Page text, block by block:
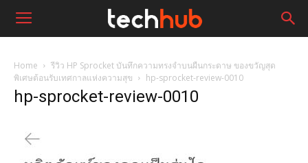
Home
รีวิว HP Sprocket บันทึกความทรงจำบนผืนกระดาษ ของขวัญสุด
พิเศษต้อนรับเทศกาลแห่งความสุข
hp-sprocket-review-0010
hp-sprocket-review-0010